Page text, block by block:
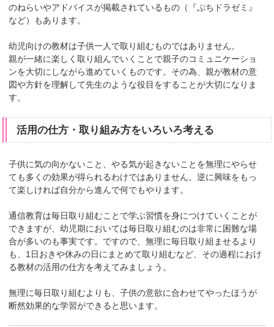
のねらいやアドバイスが掲載されているもの（『ぷちドラゼミ』
など）もあります。
幼児向けの教材は子供一人で取り組むものではありません。
親が一緒に楽しく取り組んでいくことで親子のコミュニケーショ
ンを大切にしながら進めていくものです。その為、親が教材の意
図や方針を理解して先生のような役目をすることが大切になりま
す。
活用の仕方・取り組み方をいろいろ考える
子供に気の向かないこと、やる気が起きないことを無理にやらせ
ても多くの効果が得られるわけではありません。逆に興味をもっ
て楽しければ自分から進んで何でもやります。
通信教育は毎日取り組むことで学ぶ習慣を身につけていくことが
できますが、幼児期においては毎日取り組むのは非常に困難な場
合が多いのも事実です。ですので、無理に毎日取り組ませるより
も、1日おきや休みの日にまとめて取り組むなど、その過程におけ
る教材の活用の仕方を考えてみましょう。
無理に毎日取り組むよりも、子供の意欲に合わせてやったほうが
断然効果的な学習ができると思います。